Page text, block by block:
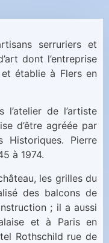
serruriers et
dont l’entreprise
établie à Flers en
l’atelier de l’artiste
d’être agréée par
Historiques. Pierre
à 1974.
les grilles du
des balcons de
; il a aussi
et à Paris en
Rothschild rue de